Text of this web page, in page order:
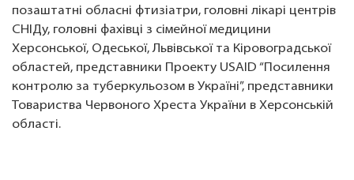
позаштатні обласні фтизіатри, головні лікарі центрів
СНІДу, головні фахівці з сімейної медицини
Херсонської, Одеської, Львівської та Кіровоградської
областей, представники Проекту USAID “Посилення
контролю за туберкульозом в Україні”, представники
Товариства Червоного Хреста України в Херсонській
області.